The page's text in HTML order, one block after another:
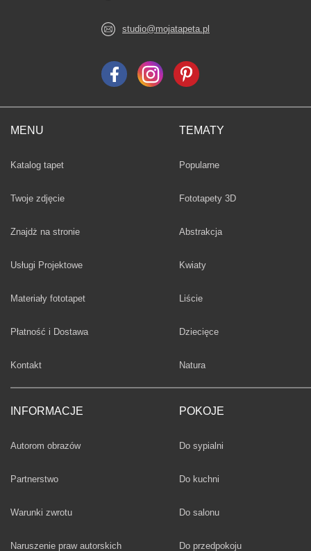
MENU
Katalog tapet
Twoje zdjęcie
Znajdż na stronie
Usługi Projektowe
Materiały fototapet
Płatność i Dostawa
Kontakt
INFORMACJE
Autorom obrazów
Partnerstwo
Warunki zwrotu
Naruszenie praw autorskich
TEMATY
Fototapety
Popularne
Fototapety 3D
Fototapety
Abstrakcja
Fototapety
Kwiaty
Fototapety
Liście
Fototapety
Dziecięce
Fototapety
Natura
POKOJE
Fototapety
Do sypialni
Fototapety
Do kuchni
Fototapety
Do salonu
Fototapety
Do przedpokoju
studio@mojatapeta.pl